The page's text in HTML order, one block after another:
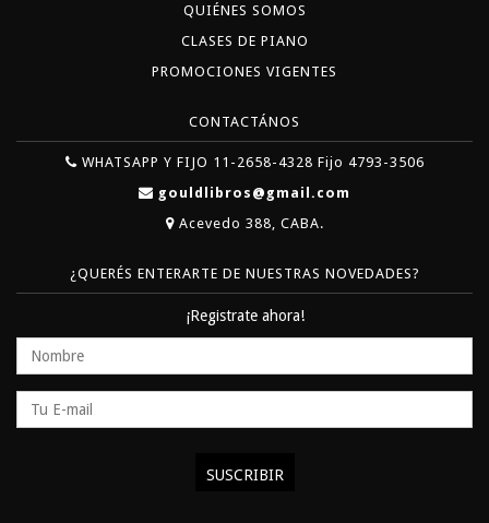
QUIÉNES SOMOS
CLASES DE PIANO
PROMOCIONES VIGENTES
CONTACTÁNOS
WHATSAPP Y FIJO 11-2658-4328 Fijo 4793-3506
gouldlibros@gmail.com
Acevedo 388, CABA.
¿QUERÉS ENTERARTE DE NUESTRAS NOVEDADES?
¡Registrate ahora!